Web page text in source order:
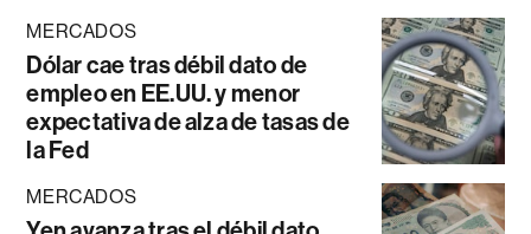
MERCADOS
Dólar cae tras débil dato de
empleo en EE.UU. y menor
expectativa de alza de tasas de
la Fed
MERCADOS